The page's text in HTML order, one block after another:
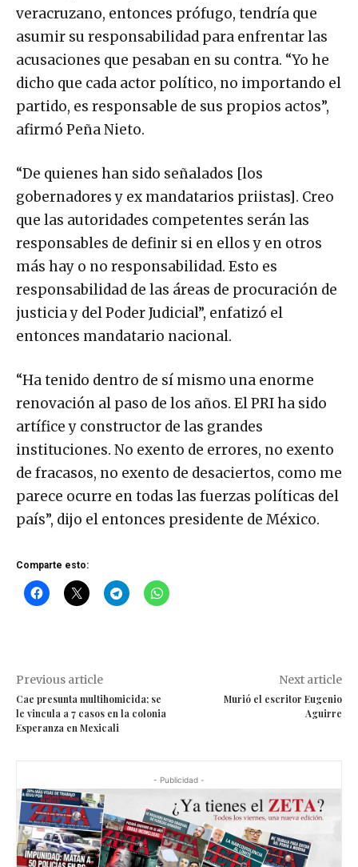
veracruzano, entonces prófugo, tendría que
asumir su responsabilidad para enfrentar las
acusaciones que pesaban en su contra. “Yo he
dicho que cada actor político, no importando el
partido, es responsable de sus propios actos”,
afirmó Peña Nieto.
“De quienes han sido señalados [los
gobernadores y ex mandatarios priistas]. Creo
que las autoridades competentes serán las
responsables de definir si en ellos y en otros
más hay o no responsabilidad. Esto es
responsabilidad de las áreas de procuración de
justicia y del Poder Judicial”, enfatizó el
entonces mandatario nacional.
“Ha tenido dentro de sí mismo una enorme
renovación al paso de los años. El PRI ha sido
artífice y constructor de las grandes
instituciones. No exento de errores, no exento
de fracasos, no exento de desaciertos, como me
parece ocurre en todas las fuerzas políticas del
país”, dijo el entonces presidente de México.
Comparte esto:
Previous article
Cae presunta multihomicida; se
le vincula a 7 casos en la colonia
Esperanza en Mexicali
Next article
Murió el escritor Eugenio
Aguirre
- Publicidad -